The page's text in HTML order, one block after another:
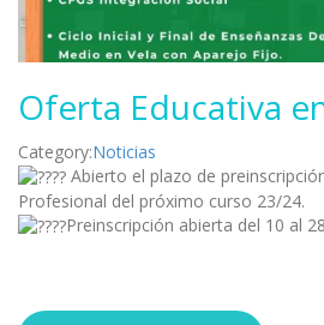
Oferta Educativa
Category:Noticias
Abierto el plazo de
Profesional del próximo curso 23/24.
Preinscripción abierta del 10 al